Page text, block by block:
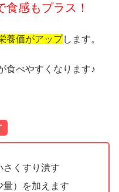
感もプラス！
養価がアップします。
食べやすくなります♪
さくすり潰す
量）を加えます